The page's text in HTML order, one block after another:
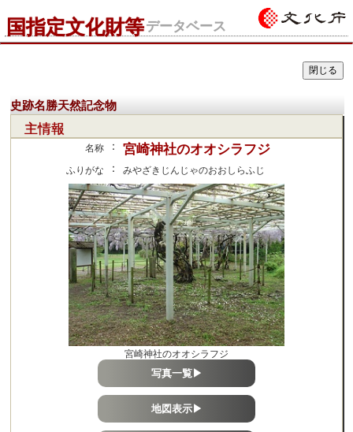
国指定文化財等データベース
史跡名勝天然記念物
主情報
名称 ： 宮崎神社のオオシラフジ
ふりがな ： みやざきじんじゃのおおしらふじ
宮崎神社のオオシラフジ
写真一覧▶
地図表示▶